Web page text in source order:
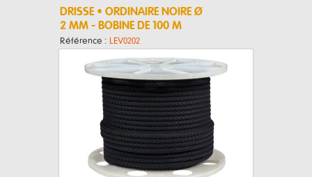
DRISSE • ORDINAIRE NOIRE Ø
2 MM - BOBINE DE 100 M
Référence : LEV0202